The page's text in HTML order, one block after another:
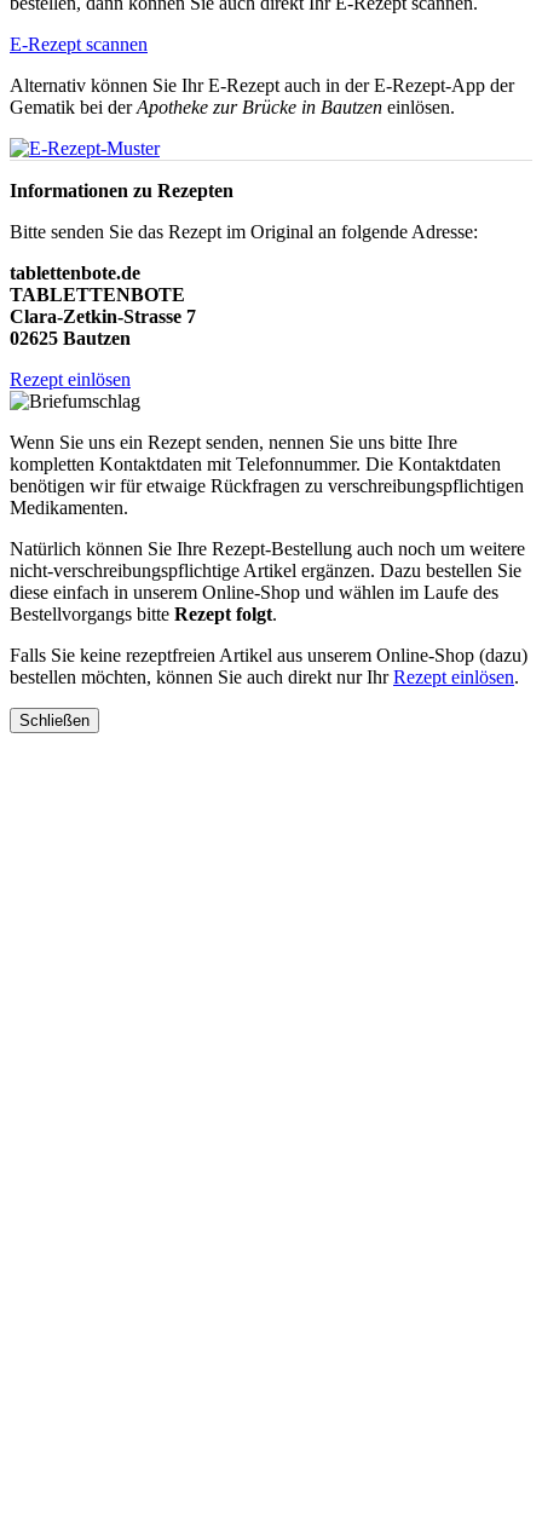
E-Rezept scannen
Alternativ können Sie Ihr E-Rezept auch in der E-Rezept-App der
Gematik bei derApotheke zur Brücke in Bautzen einlösen.
Informationen zu Rezepten
Bitte senden Sie das Rezept im Original an folgende Adresse:
tablettenbote.de
TABLETTENBOTE
Clara-Zetkin-Strasse 7
02625 Bautzen
Rezept einlösen
Wenn Sie uns ein Rezept senden, nennen Sie uns bitte Ihre
kompletten Kontaktdaten mit Telefonnummer. Die Kontaktdaten
benötigen wir für etwaige Rückfragen zu verschreibungspflichtigen
Medikamenten.
Natürlich können Sie Ihre Rezept-Bestellung auch noch um weitere
nicht-verschreibungspflichtige Artikel ergänzen. Dazu bestellen Sie
diese einfach in unserem Online-Shop und wählen im Laufe des
Bestellvorgangs bitte Rezept folgt.
Falls Sie keine rezeptfreien Artikel aus unserem Online-Shop (dazu)
bestellen möchten, können Sie auch direkt nur IhrRezept einlösen.
Schließen